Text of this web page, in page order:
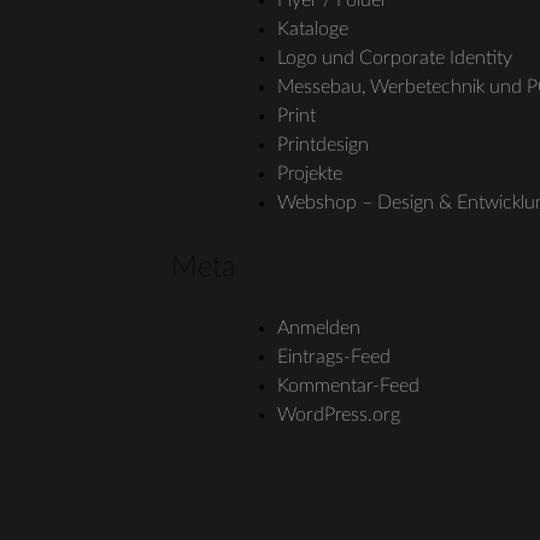
Kataloge
Logo und Corporate Identity
Messebau, Werbetechnik und
Print
Printdesign
Projekte
Webshop – Design &
Anmelden
Eintrags-Feed
Kommentar-Feed
WordPress.org